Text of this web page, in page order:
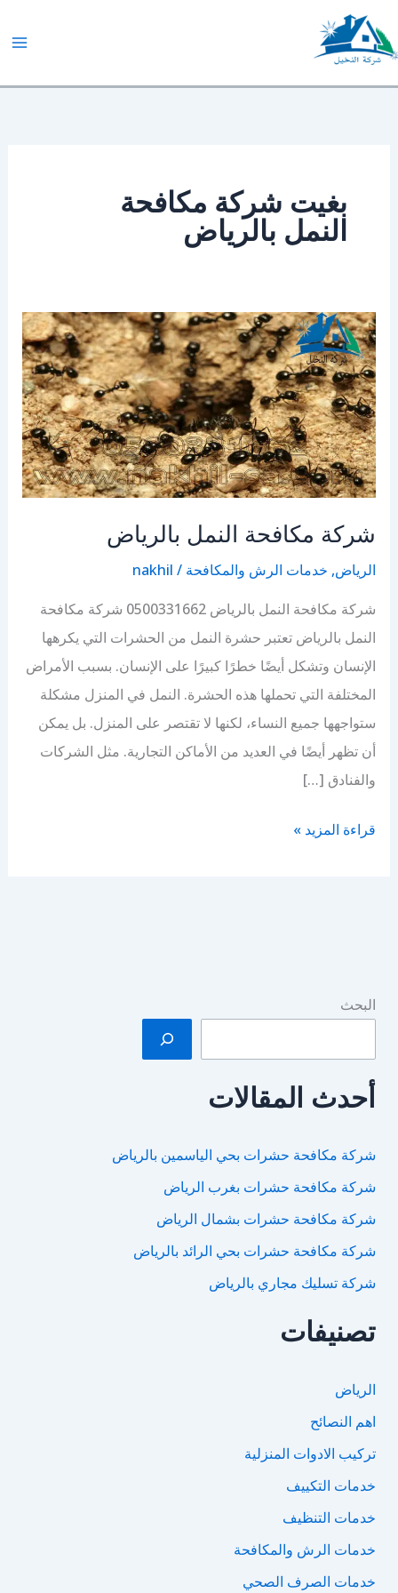
تخطي
إلى
المحتوى
بغيت شركة مكافحة
النمل بالرياض
شركة مكافحة النمل بالرياض
الرياض, خدمات الرش والمكافحة /
nakhil
شركة مكافحة النمل بالرياض 0500331662 شركة مكافحة
النمل بالرياض تعتبر حشرة النمل من الحشرات التي يكرهها
الإنسان وتشكل أيضًا خطرًا كبيرًا على الإنسان. بسبب الأمراض
المختلفة التي تحملها هذه الحشرة. النمل في المنزل مشكلة
ستواجهها جميع النساء، لكنها لا تقتصر على المنزل. بل يمكن
أن تظهر أيضًا في العديد من الأماكن التجارية. مثل الشركات
والفنادق […]
شركة
قراءة المزيد »
البحث
أحدث المقالات
شركة مكافحة حشرات بحي الياسمين بالرياض
شركة مكافحة حشرات بغرب الرياض
شركة مكافحة حشرات بشمال الرياض
شركة مكافحة حشرات بحي الرائد بالرياض
شركة تسليك مجاري بالرياض
تصنيفات
الرياض
اهم النصائح
تركيب الادوات المنزلية
خدمات التكييف
خدمات التنظيف
خدمات الرش والمكافحة
خدمات الصرف الصحي